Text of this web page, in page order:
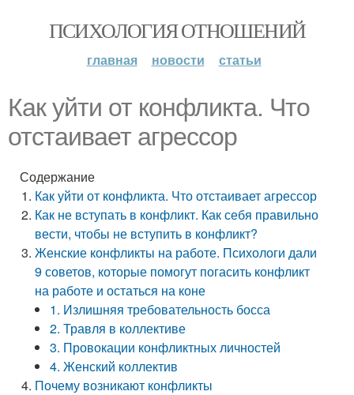
ПСИХОЛОГИЯ ОТНОШЕНИЙ
главная новости статьи
Как уйти от конфликта. Что
отстаивает агрессор
Содержание
Как уйти от конфликта. Что отстаивает агрессор
Как не вступать в конфликт. Как себя правильно
вести, чтобы не вступить в конфликт?
Женские конфликты на работе. Психологи дали
9 советов, которые помогут погасить конфликт
на работе и остаться на коне
1. Излишняя требовательность босса
2. Травля в коллективе
3. Провокации конфликтных личностей
4. Женский коллектив
Почему возникают конфликты